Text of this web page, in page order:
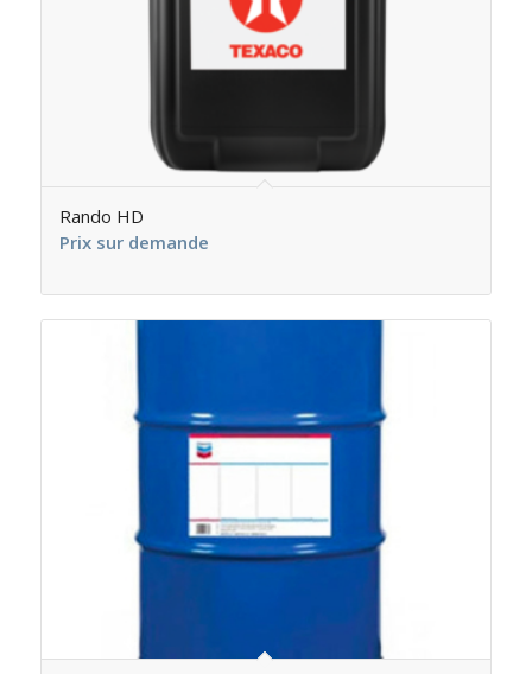
Rando HD
Prix sur demande